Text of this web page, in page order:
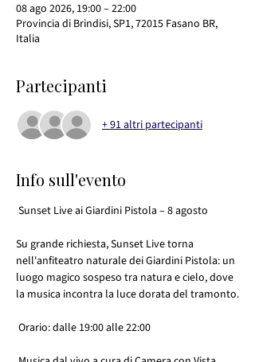
08 ago 2026, 19:00 – 22:00
Provincia di Brindisi, SP1, 72015 Fasano BR,
Italia
Partecipanti
+ 91 altri partecipanti
Info sull'evento
Sunset Live ai Giardini Pistola – 8 agosto
Su grande richiesta, Sunset Live torna
nell'anfiteatro naturale dei Giardini Pistola: un
luogo magico sospeso tra natura e cielo, dove
la musica incontra la luce dorata del tramonto.
Orario: dalle 19:00 alle 22:00